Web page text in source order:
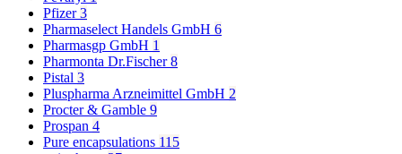
Pfizer3
Pharmaselect Handels GmbH 6
Pharmasgp GmbH 1
Pharmonta Dr.Fischer8
Pistal 3
Pluspharma Arzneimittel GmbH 2
Procter & Gamble 9
Prospan 4
Pure encapsulations 115